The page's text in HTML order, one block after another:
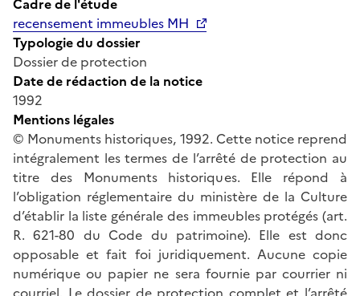
recensement immeubles MH
Typologie du dossier
Dossier de protection
Date de rédaction de la notice
1992
Mentions légales
© Monuments historiques, 1992. Cette notice reprend
intégralement les termes de l’arrêté de protection au
titre des Monuments historiques. Elle répond à
l’obligation réglementaire du ministère de la Culture
d’établir la liste générale des immeubles protégés (art.
R. 621-80 du Code du patrimoine). Elle est donc
opposable et fait foi juridiquement. Aucune copie
numérique ou papier ne sera fournie par courrier ni